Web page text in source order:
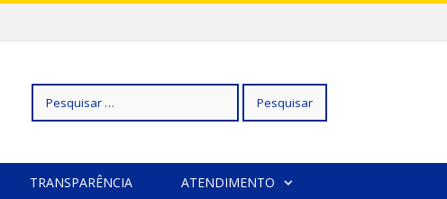
Pesquisar
TRANSPARÊNCIA ATENDIMENTO